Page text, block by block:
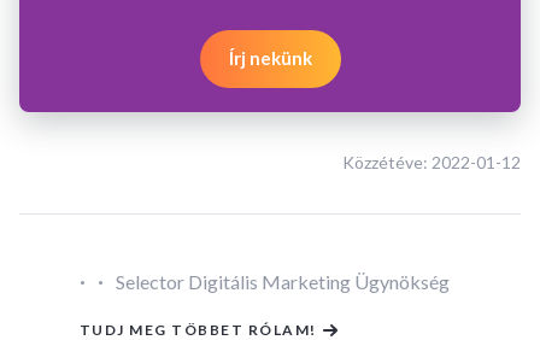
Írj nekünk
Közzétéve: 2022-01-12
· · Selector Digitális Marketing Ügynökség
TUDJ MEG TÖBBET RÓLAM!